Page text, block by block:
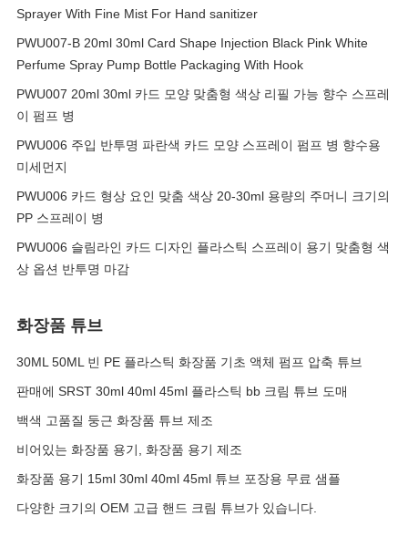
Sprayer With Fine Mist For Hand sanitizer
PWU007-B 20ml 30ml Card Shape Injection Black Pink White
Perfume Spray Pump Bottle Packaging With Hook
PWU007 20ml 30ml 카드 모양 맞춤형 색상 리필 가능 향수 스프레
이 펌프 병
PWU006 주입 반투명 파란색 카드 모양 스프레이 펌프 병 향수용
미세먼지
PWU006 카드 형상 요인 맞춤 색상 20-30ml 용량의 주머니 크기의
PP 스프레이 병
PWU006 슬림라인 카드 디자인 플라스틱 스프레이 용기 맞춤형 색
상 옵션 반투명 마감
화장품 튜브
30ML 50ML 빈 PE 플라스틱 화장품 기초 액체 펌프 압축 튜브
판매에 SRST 30ml 40ml 45ml 플라스틱 bb 크림 튜브 도매
백색 고품질 둥근 화장품 튜브 제조
비어있는 화장품 용기, 화장품 용기 제조
화장품 용기 15ml 30ml 40ml 45ml 튜브 포장용 무료 샘플
다양한 크기의 OEM 고급 핸드 크림 튜브가 있습니다.